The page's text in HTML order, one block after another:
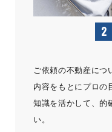
ご依頼の不動産につ
内容をもとにプロの
知識を活かして、的
い。